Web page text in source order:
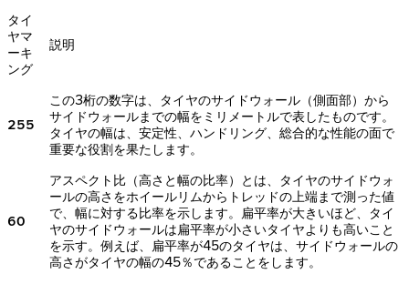
タイ
ヤマ
ーキ
ング
説明
255
この3桁の数字は、タイヤのサイドウォール（側面部）から
サイドウォールまでの幅をミリメートルで表したものです。
タイヤの幅は、安定性、ハンドリング、総合的な性能の面で
重要な役割を果たします。
60
アスペクト比（高さと幅の比率）とは、タイヤのサイドウォ
ールの高さをホイールリムからトレッドの上端まで測った値
で、幅に対する比率を示します。扁平率が大きいほど、タイ
ヤのサイドウォールは扁平率が小さいタイヤよりも高いこと
を示す。例えば、扁平率が45のタイヤは、サイドウォールの
高さがタイヤの幅の45％であることをします。